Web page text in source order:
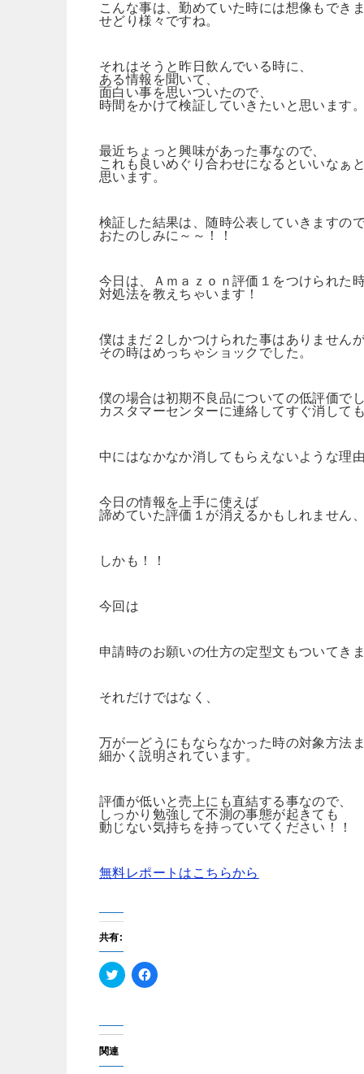
こんな事は、勤めていた時には想像もでき
せどり様々ですね。
それはそうと昨日飲んでいる時に、
ある情報を聞いて、
面白い事を思いついたので、
時間をかけて検証していきたいと思います。
最近ちょっと興味があった事なので、
これも良いめぐり合わせになるといいなぁと
思います。
検証した結果は、随時公表していきますので
おたのしみに～～！！
今日は、Ａｍａｚｏｎ評価１をつけられた
対処法を教えちゃいます！
僕はまだ２しかつけられた事はありませんが
その時はめっちゃショックでした。
僕の場合は初期不良品についての低評価で
カスタマーセンターに連絡してすぐ消して
中にはなかなか消してもらえないような理
今日の情報を上手に使えば
諦めていた評価１が消えるかもしれません、
しかも！！
今回は
申請時のお願いの仕方の定型文もついてきま
それだけではなく、
万が一どうにもならなかった時の対象方法
細かく説明されています。
評価が低いと売上にも直結する事なので、
しっかり勉強して不測の事態が起きても
動じない気持ちを持っていてください！！
無料レポートはこちらから
共有:
ク
し
T
F
関連